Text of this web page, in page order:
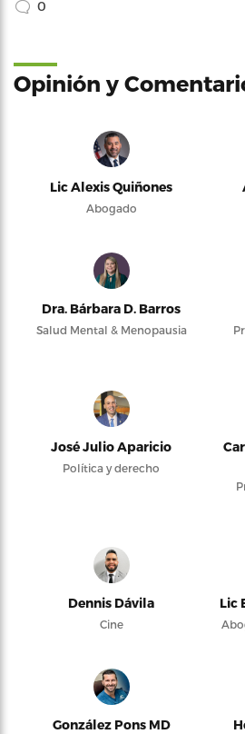
0
Opinión y
Lic Alexis Quiñones
Abogado
Dra. Bárbara D. Barros
Salud Mental & Menopausia
José Julio Aparicio
Política y derecho
Dennis Dávila
Cine
Lic
González Pons MD